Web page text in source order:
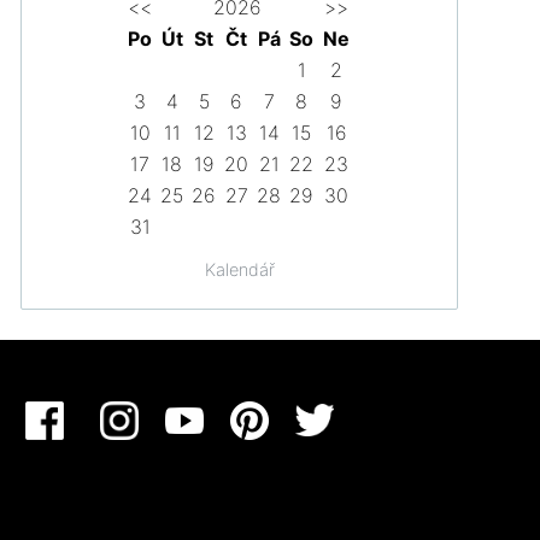
Kalendář
<< 2026
>>
Po Út St Čt Pá So Ne
1
2
3
4 5 6 7 8
9
10
11 12 13 14 15
16
17 18 19 20 21 22 23
24 25 26 27 28 29 30
31